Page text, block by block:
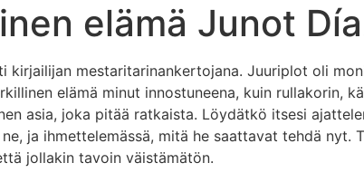
elämä Junot
mestaritarinankertojana. Juuriplot oli
elämä minut innostuneena, kuin rullakorin,
asia, joka pitää ratkaista. Löydätkö itsesi
ja ihmettelemässä, mitä he saattavat tehdä nyt.
jollakin tavoin väistämätön.